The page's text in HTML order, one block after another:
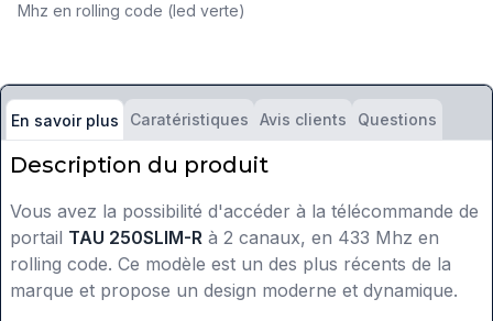
Mhz en rolling code (led verte)
En savoir plus Caratéristiques Avis clients Questions
Description du produit
Vous avez la possibilité d'accéder à la télécommande de
portail TAU 250SLIM-R à 2 canaux, en 433 Mhz en
rolling code. Ce modèle est un des plus récents de la
marque et propose un design moderne et dynamique.